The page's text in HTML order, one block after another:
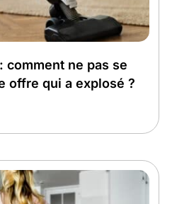
comment ne pas se
offre qui a explosé ?